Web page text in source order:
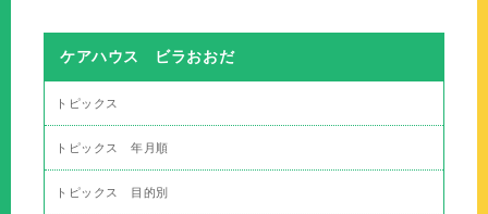
ケアハウス ビラおおだ
トピックス
トピックス 年月順
トピックス 目的別